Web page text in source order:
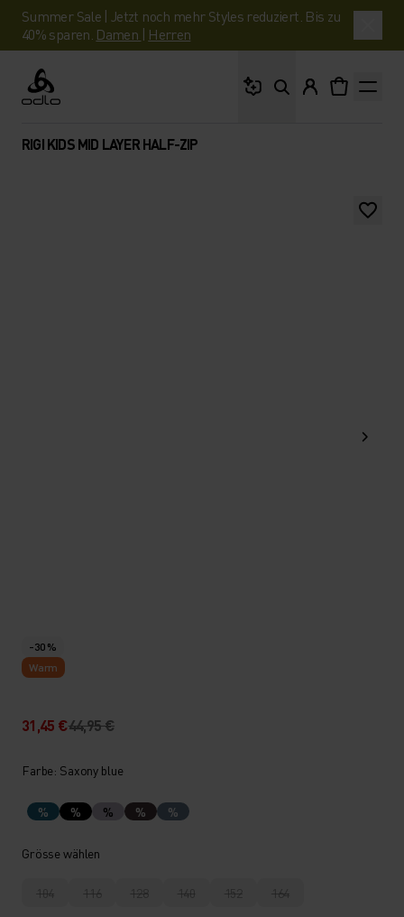
Summer Sale | Jetzt noch mehr Styles reduziert. Bis zu
40% sparen. Damen | Herren
Odlo
RIGI KIDS MID LAYER HALF-ZIP
-30 %
Warm
31,45 €44,95 €
Farbe: Saxony blue
% % % % %
Grösse wählen
104 116 128 140 152 164